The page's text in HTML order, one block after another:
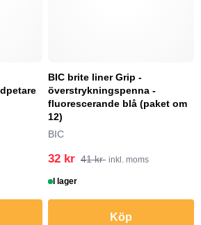
BIC brite liner Grip -
överstrykningspenna -
fluorescerande blå (paket om
12)
BIC
32 kr 41 kr inkl. moms
I lager
Köp